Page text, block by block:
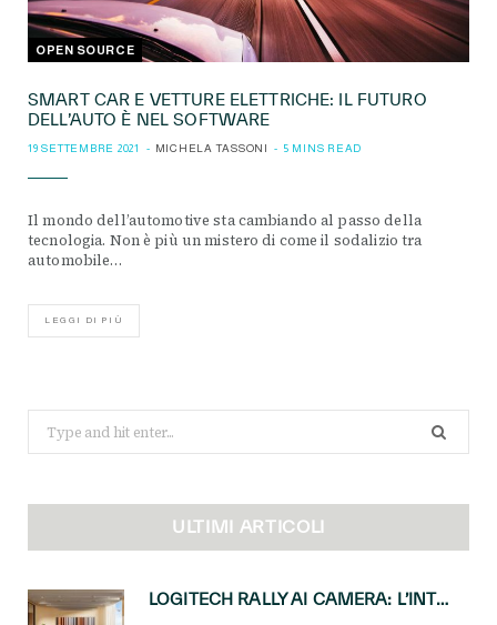
OPEN SOURCE
SMART CAR E VETTURE ELETTRICHE: IL FUTURO
DELL’AUTO È NEL SOFTWARE
19 SETTEMBRE 2021 MICHELA TASSONI 5 MINS READ
Il mondo dell’automotive sta cambiando al passo della
tecnologia. Non è più un mistero di come il sodalizio tra
automobile…
LEGGI DI PIÙ
for:
ULTIMI ARTICOLI
LOGITECH RALLY AI CAMERA: L’INTELLIGENZA ARTIFICIALE ENTRA NELLE SALE RIUNIONI DI NUOVA GENERAZIONE